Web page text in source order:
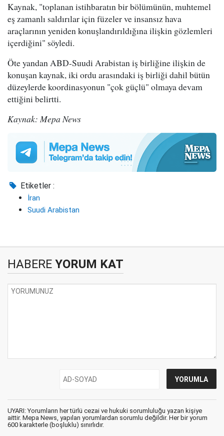
Kaynak, "toplanan istihbaratın bir bölümünün, muhtemel
eş zamanlı saldırılar için füzeler ve insansız hava
araçlarının yeniden konuşlandırıldığına ilişkin gözlemleri
içerdiğini" söyledi.
Öte yandan ABD-Suudi Arabistan iş birliğine ilişkin de
konuşan kaynak, iki ordu arasındaki iş birliği dahil bütün
düzeylerde koordinasyonun "çok güçlü" olmaya devam
ettiğini belirtti.
Kaynak: Mepa News
Etiketler :
İran
Suudi Arabistan
HABERE YORUM KAT
UYARI: Yorumların her türlü cezai ve hukuki sorumluluğu yazan kişiye
aittir. Mepa News, yapılan yorumlardan sorumlu değildir. Her bir yorum
600 karakterle (boşluklu) sınırlıdır.